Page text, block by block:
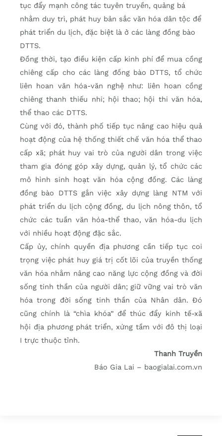
tục đẩy mạnh công tác tuyên truyền, quảng bá
nhằm duy trì, phát huy bản sắc văn hóa dân tộc để
phát triển du lịch, đặc biệt là ở các làng đồng bào
DTTS.
Đồng thời, tạo điều kiện cấp kinh phí để mua cồng
chiêng cấp cho các làng đồng bào DTTS, tổ chức
liên hoan văn hóa-văn nghệ như: liên hoan cồng
chiêng thanh thiếu nhi; hội thao; hội thi văn hóa,
thể thao các DTTS.
Cùng với đó, thành phố tiếp tục nâng cao hiệu quả
hoạt động của hệ thống thiết chế văn hóa thể thao
cấp xã; phát huy vai trò của người dân trong việc
tham gia đóng góp xây dựng, quản lý, tổ chức các
mô hình sinh hoạt văn hóa cộng đồng. Các làng
đồng bào DTTS gắn việc xây dựng làng NTM với
phát triển du lịch cộng đồng, du lịch nông thôn, tổ
chức các tuần văn hóa-thể thao, văn hóa-du lịch
với nhiều hoạt động đặc sắc.
Cấp ủy, chính quyền địa phương cần tiếp tục coi
trọng việc phát huy giá trị cốt lõi của truyền thống
văn hóa nhằm nâng cao năng lực cộng đồng và đời
sống tinh thần của người dân; giữ vững vai trò văn
hóa trong đời sống tinh thần của Nhân dân. Đó
cũng chính là “chìa khóa” để thúc đẩy kinh tế-xã
hội địa phương phát triển, xứng tầm với đô thị loại
I trực thuộc tỉnh.
Thanh Truyền
Báo Gia Lai – baogialai.com.vn